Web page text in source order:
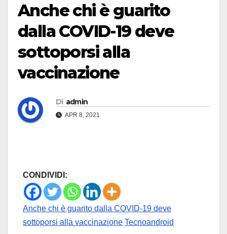
Anche chi è guarito
dalla COVID-19 deve
sottoporsi alla
vaccinazione
Di admin
APR 8, 2021
CONDIVIDI:
Anche chi è guarito dalla COVID-19 deve
sottoporsi alla vaccinazione Tecnoandroid